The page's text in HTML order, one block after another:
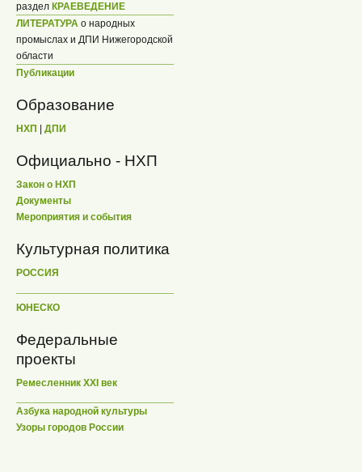
раздел КРАЕВЕДЕНИЕ
ЛИТЕРАТУРА о народных
промыслах и ДПИ Нижегородской
области
Публикации
Образование
НХП | ДПИ
Официально - НХП
Закон о НХП
Документы
Мероприятия и события
Культурная политика
РОССИЯ
ЮНЕСКО
Федеральные
проекты
Ремесленник XXI век
Азбука народной культуры
Узоры городов России